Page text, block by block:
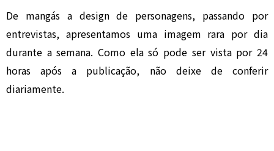
De mangás a design de personagens, passando por
entrevistas, apresentamos uma imagem rara por dia
durante a semana. Como ela só pode ser vista por 24
horas após a publicação, não deixe de conferir
diariamente.